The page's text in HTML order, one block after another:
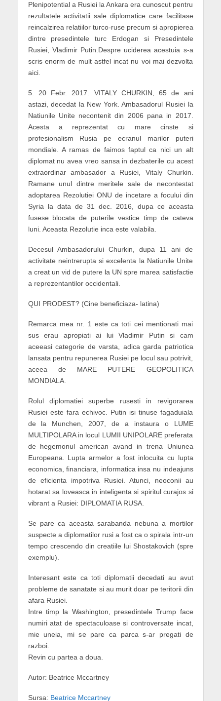
Plenipotential a Rusiei la Ankara era cunoscut pentru
rezultatele activitatii sale diplomatice care facilitase
reincalzirea relatiilor turco-ruse precum si apropierea
dintre presedintele turc Erdogan si Presedintele
Rusiei, Vladimir Putin.Despre uciderea acestuia s-a
scris enorm de mult astfel incat nu voi mai dezvolta
aici.
5. 20 Febr. 2017. VITALY CHURKIN, 65 de ani
astazi, decedat la New York. Ambasadorul Rusiei la
Natiunile Unite necontenit din 2006 pana in 2017.
Acesta a reprezentat cu mare cinste si
profesionalism Rusia pe ecranul marilor puteri
mondiale. A ramas de faimos faptul ca nici un alt
diplomat nu avea vreo sansa in dezbaterile cu acest
extraordinar ambasador a Rusiei, Vitaly Churkin.
Ramane unul dintre meritele sale de necontestat
adoptarea Rezolutiei ONU de incetare a focului din
Syria la data de 31 dec. 2016, dupa ce aceasta
fusese blocata de puterile vestice timp de cateva
luni. Aceasta Rezolutie inca este valabila.
Decesul Ambasadorului Churkin, dupa 11 ani de
activitate neintrerupta si excelenta la Natiunile Unite
a creat un vid de putere la UN spre marea satisfactie
a reprezentantilor occidentali.
QUI PRODEST? (Cine beneficiaza- latina)
Remarca mea nr. 1 este ca toti cei mentionati mai
sus erau apropiati ai lui Vladimir Putin si cam
aceeasi categorie de varsta, adica garda patriotica
lansata pentru repunerea Rusiei pe locul sau potrivit,
aceea de MARE PUTERE GEOPOLITICA
MONDIALA.
Rolul diplomatiei superbe rusesti in revigorarea
Rusiei este fara echivoc. Putin isi tinuse fagaduiala
de la Munchen, 2007, de a instaura o LUME
MULTIPOLARA in locul LUMII UNIPOLARE preferata
de hegemonul american avand in trena Uniunea
Europeana. Lupta armelor a fost inlocuita cu lupta
economica, financiara, informatica insa nu indeajuns
de eficienta impotriva Rusiei. Atunci, neoconii au
hotarat sa loveasca in inteligenta si spiritul curajos si
vibrant a Rusiei: DIPLOMATIA RUSA.
Se pare ca aceasta sarabanda nebuna a mortilor
suspecte a diplomatilor rusi a fost ca o spirala intr-un
tempo crescendo din creatiile lui Shostakovich (spre
exemplu).
Interesant este ca toti diplomatii decedati au avut
probleme de sanatate si au murit doar pe teritorii din
afara Rusiei.
Intre timp la Washington, presedintele Trump face
numiri atat de spectaculoase si controversate incat,
mie uneia, mi se pare ca parca s-ar pregati de
razboi.
Revin cu partea a doua.
Autor: Beatrice Mccartney
Sursa: Beatrice Mccartney